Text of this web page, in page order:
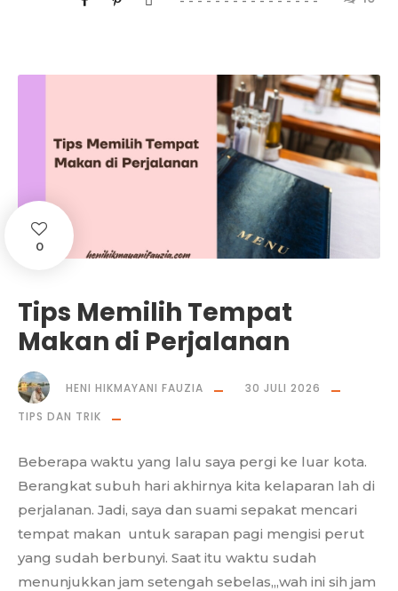
0
Tips Memilih Tempat
Makan di Perjalanan
HENI HIKMAYANI FAUZIA
30 JULI 2026
TIPS DAN TRIK
Beberapa waktu yang lalu saya pergi ke luar kota.
Berangkat subuh hari akhirnya kita kelaparan lah di
perjalanan. Jadi, saya dan suami sepakat mencari
tempat makan untuk sarapan pagi mengisi perut
yang sudah berbunyi. Saat itu waktu sudah
menunjukkan jam setengah sebelas,,,wah ini sih jam